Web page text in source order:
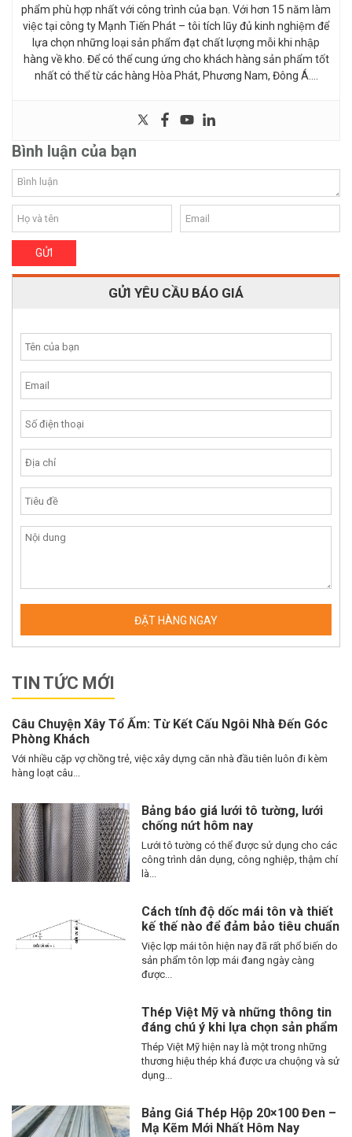
phẩm phù hợp nhất với công trình của bạn. Với hơn 15 năm làm
việc tại công ty Mạnh Tiến Phát – tôi tích lũy đủ kinh nghiệm để
lựa chọn những loại sản phẩm đạt chất lượng mỗi khi nhập
hàng về kho. Để có thể cung ứng cho khách hàng sản phẩm tốt
nhất có thể từ các hàng Hòa Phát, Phương Nam, Đông Á….
Bình luận của bạn
GỬI YÊU CẦU BÁO GIÁ
TIN TỨC MỚI
Câu Chuyện Xây Tổ Ấm: Từ Kết Cấu Ngôi Nhà Đến Góc
Phòng Khách
Với nhiều cặp vợ chồng trẻ, việc xây dựng căn nhà đầu tiên luôn đi kèm
hàng loạt câu...
Bảng báo giá lưới tô tường, lưới
chống nứt hôm nay
Lưới tô tường có thể được sử dụng cho các
công trình dân dụng, công nghiệp, thậm chí
là...
Cách tính độ dốc mái tôn và thiết
kế thế nào để đảm bảo tiêu chuẩn
Việc lợp mái tôn hiện nay đã rất phổ biến do
sản phẩm tôn lợp mái đang ngày càng
được...
Thép Việt Mỹ và những thông tin
đáng chú ý khi lựa chọn sản phẩm
Thép Việt Mỹ hiện nay là một trong những
thương hiệu thép khá được ưa chuộng và sử
dụng...
Bảng Giá Thép Hộp 20×100 Đen –
Mạ Kẽm Mới Nhất Hôm Nay